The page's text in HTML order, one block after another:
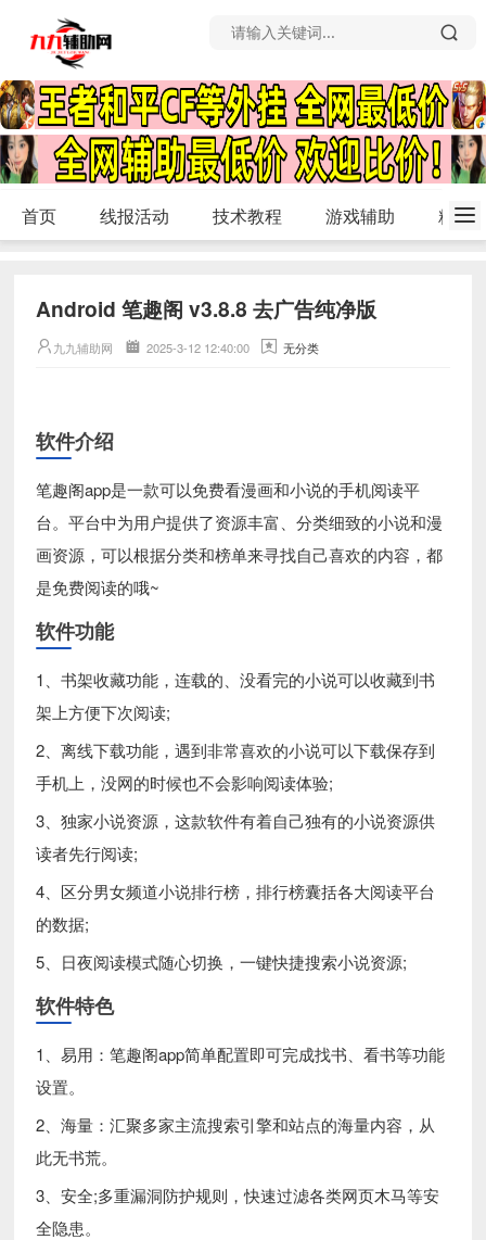
首页 线报活动 技术教程 游戏辅助 精品
Android 笔趣阁 v3.8.8 去广告纯净版
九九辅助网 2025-3-12 12:40:00 无分类
软件介绍
笔趣阁app是一款可以免费看漫画和小说的手机阅读平
台。平台中为用户提供了资源丰富、分类细致的小说和漫
画资源，可以根据分类和榜单来寻找自己喜欢的内容，都
是免费阅读的哦~
软件功能
1、书架收藏功能，连载的、没看完的小说可以收藏到书
架上方便下次阅读;
2、离线下载功能，遇到非常喜欢的小说可以下载保存到
手机上，没网的时候也不会影响阅读体验;
3、独家小说资源，这款软件有着自己独有的小说资源供
读者先行阅读;
4、区分男女频道小说排行榜，排行榜囊括各大阅读平台
的数据;
5、日夜阅读模式随心切换，一键快捷搜索小说资源;
软件特色
1、易用：笔趣阁app简单配置即可完成找书、看书等功能
设置。
2、海量：汇聚多家主流搜索引擎和站点的海量内容，从
此无书荒。
3、安全;多重漏洞防护规则，快速过滤各类网页木马等安
全隐患。